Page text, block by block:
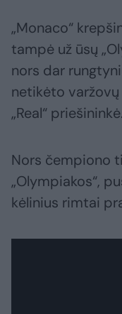
„Monaco“
tampė už ūsų
nors dar
netikėto
„Real“ priešininkė.
Nors čempiono
„Olympiakos“,
kėlinius rimtai